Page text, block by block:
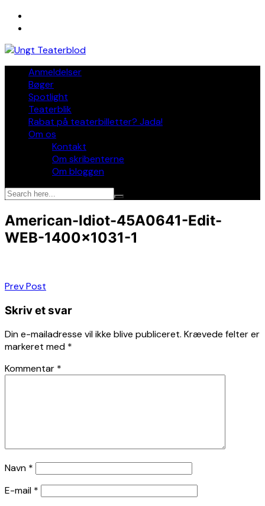
Skip
Anmeldelser
Bøger
Spotlight
Teaterblik
Rabat på teaterbilletter? Jada!
Om os
Kontakt
Om skribenterne
Om bloggen
American-Idiot-45A0641-Edit-
WEB-1400×1031-1
Indlægsnavigation
Prev Post
Skriv et svar
Din e-mailadresse vil ikke blive publiceret. Krævede felter er
markeret med *
Kommentar *
Navn *
E-mail *